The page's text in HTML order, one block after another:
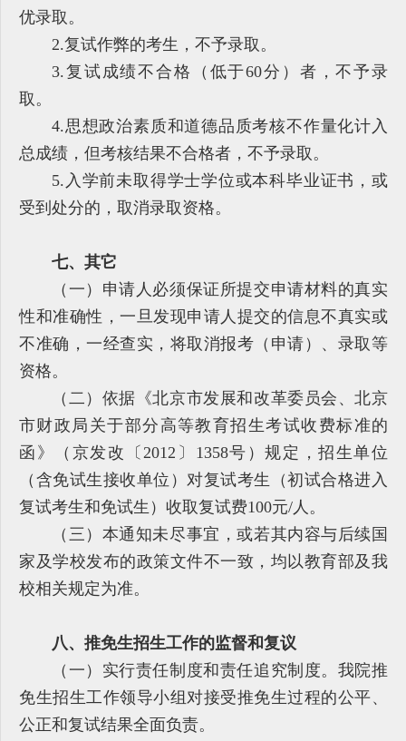
优录取。
2.复试作弊的考生，不予录取。
3.复试成绩不合格（低于60分）者，不予录
取。
4.思想政治素质和道德品质考核不作量化计入
总成绩，但考核结果不合格者，不予录取。
5.入学前未取得学士学位或本科毕业证书，或
受到处分的，取消录取资格。
七、其它
（一）申请人必须保证所提交申请材料的真实
性和准确性，一旦发现申请人提交的信息不真实或
不准确，一经查实，将取消报考（申请）、录取等
资格。
（二）依据《北京市发展和改革委员会、北京
市财政局关于部分高等教育招生考试收费标准的
函》（京发改〔2012〕1358号）规定，招生单位
（含免试生接收单位）对复试考生（初试合格进入
复试考生和免试生）收取复试费100元/人。
（三）本通知未尽事宜，或若其内容与后续国
家及学校发布的政策文件不一致，均以教育部及我
校相关规定为准。
八、推免生招生工作的监督和复议
（一）实行责任制度和责任追究制度。我院推
免生招生工作领导小组对接受推免生过程的公平、
公正和复试结果全面负责。